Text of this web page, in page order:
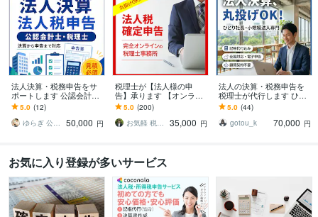
法人決算・税務申告をサ
ポートします 公認会計
士・税理士が会計確認か
ら電子申告まで対応
5.0 (12)
ゆらぎ 公認会計士・税理士
50,000 円
税理士が【法人様の申
告】承ります 【オンライ
ン申告専門なので、明瞭
料金・シンプル完結で
す】
5.0 (200)
お気軽 税理士
35,000 円
法人の決算・税務申告を
税理士が代行します ひと
り社長・小規模法人の決
算・申告を完結！
5.0 (44)
gotou_k
70,000 円
お気に入り登録が多いサービス